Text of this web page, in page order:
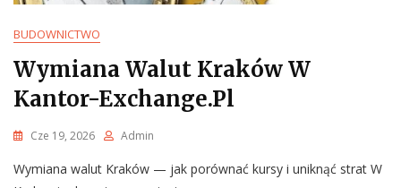
BUDOWNICTWO
Wymiana Walut Kraków W
Kantor-Exchange.pl
Cze 19, 2026 Admin
Wymiana walut Kraków — jak porównać kursy i uniknąć strat W